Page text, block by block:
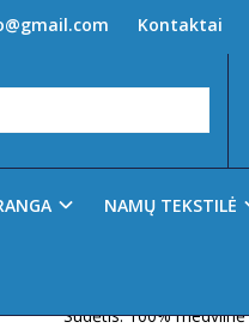
Kontaktai
NAMŲ TEKSTILĖ
Turimas kiekis: 199
Sudėtis: 100% medvilnė